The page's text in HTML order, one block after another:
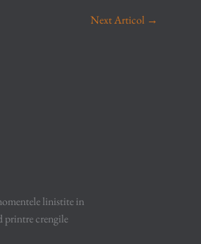
Next Articol →
linistite in
printre crengile